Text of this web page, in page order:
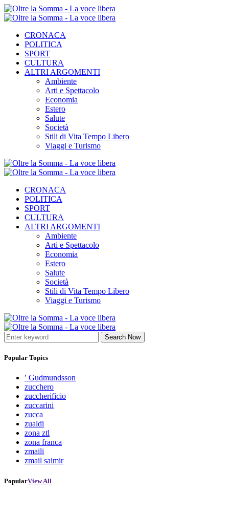
CRONACA
POLITICA
SPORT
CULTURA
ALTRI ARGOMENTI
Ambiente
Arti e Spettacolo
Economia
Estero
Salute
Società
Stili di Vita Tempo Libero
Viaggi e Turismo
CRONACA
POLITICA
SPORT
CULTURA
ALTRI ARGOMENTI
Ambiente
Arti e Spettacolo
Economia
Estero
Salute
Società
Stili di Vita Tempo Libero
Viaggi e Turismo
Search Now
Popular Topics
′ Gudmundsson
zucchero
zuccherificio
zuccarini
zucca
zualdi
zona ztl
zona franca
zmaili
zmail saimir
PopularView All